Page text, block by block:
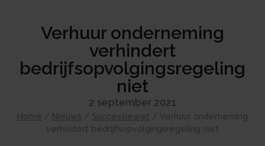
Verhuur onderneming
verhindert
bedrijfsopvolgingsregeling
niet
2 september 2021
Home / Nieuws / Successiewet / Verhuur onderneming
verhindert bedrijfsopvolgingsregeling niet